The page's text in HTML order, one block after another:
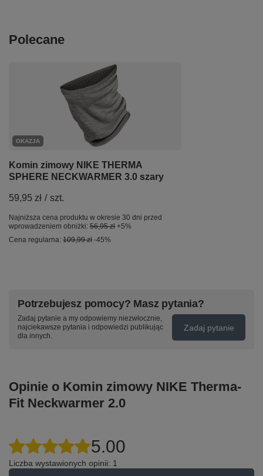
Polecane
OKAZJA
Komin zimowy NIKE THERMA
SPHERE NECKWARMER 3.0 szary
59,95 zł / szt.
Najniższa cena produktu w okresie 30 dni przed
wprowadzeniem obniżki: 56,95 zł +5%
Cena regularna: 109,99 zł -45%
Potrzebujesz pomocy? Masz pytania?
Zadaj pytanie a my odpowiemy niezwłocznie,
najciekawsze pytania i odpowiedzi publikując
dla innych.
Zadaj pytanie
Opinie o Komin zimowy NIKE Therma-
Fit Neckwarmer 2.0
5.00
Liczba wystawionych opinii: 1